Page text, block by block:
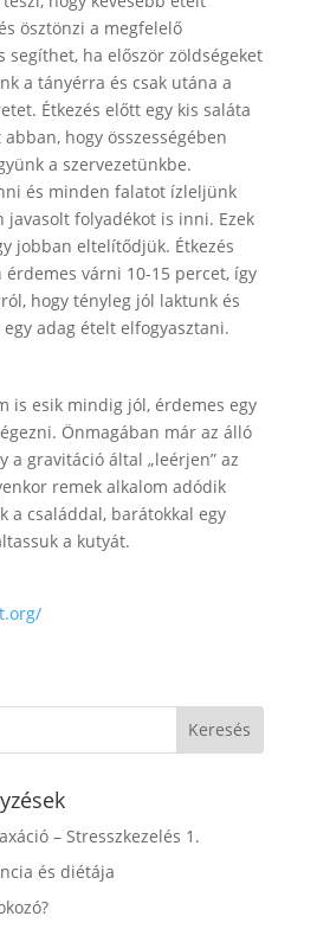
ösztönzi a megfelelő
segíthet, ha először zöldségeket
a tányérra és csak utána a
Étkezés előtt egy kis saláta
hogy összességében
a szervezetünkbe.
és minden falatot ízleljünk
javasolt folyadékot is inni. Ezek
jobban eltelítődjük. Étkezés
várni 10-15 percet, így
hogy tényleg jól laktunk és
adag ételt elfogyasztani.
is esik mindig jól, érdemes egy
Önmagában már az álló
a gravitáció által „leérjen” az
remek alkalom adódik
a családdal, barátokkal egy
a kutyát.
– Stresszkezelés 1.
és diétája